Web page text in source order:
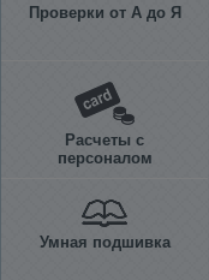
Проверки от А до Я
Расчеты с
персоналом
Умная подшивка